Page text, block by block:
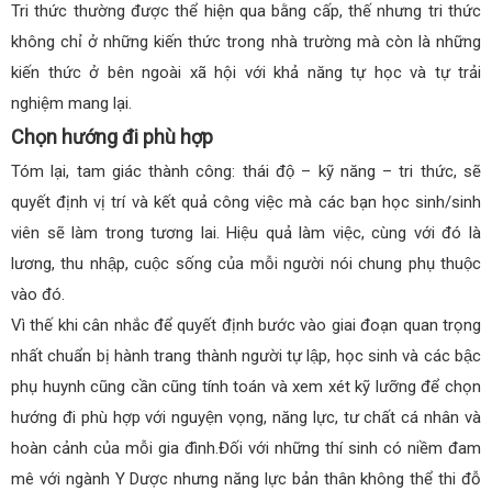
Tri thức thường được thể hiện qua bằng cấp, thế nhưng tri thức
không chỉ ở những kiến thức trong nhà trường mà còn là những
kiến thức ở bên ngoài xã hội với khả năng tự học và tự trải
nghiệm mang lại.
Chọn hướng đi phù hợp
Tóm lại, tam giác thành công: thái độ – kỹ năng – tri thức, sẽ
quyết định vị trí và kết quả công việc mà các bạn học sinh/sinh
viên sẽ làm trong tương lai. Hiệu quả làm việc, cùng với đó là
lương, thu nhập, cuộc sống của mỗi người nói chung phụ thuộc
vào đó.
Vì thế khi cân nhắc để quyết định bước vào giai đoạn quan trọng
nhất chuẩn bị hành trang thành người tự lập, học sinh và các bậc
phụ huynh cũng cần cũng tính toán và xem xét kỹ lưỡng để chọn
hướng đi phù hợp với nguyện vọng, năng lực, tư chất cá nhân và
hoàn cảnh của mỗi gia đình.Đối với những thí sinh có niềm đam
mê với ngành Y Dược nhưng năng lực bản thân không thể thi đỗ